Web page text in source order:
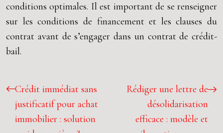
conditions optimales. Il est important de se renseigner
sur les conditions de financement et les clauses du
contrat avant de s’engager dans un contrat de crédit-
bail.
Crédit immédiat sans
justificatif pour achat
immobilier : solution
Rédiger une lettre de
désolidarisation
efficace : modèle et